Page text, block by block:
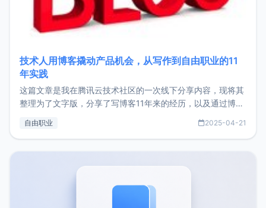
技术人用博客撬动产品机会，从写作到自由职业的11
年实践
这篇文章是我在腾讯云技术社区的一次线下分享内容，现将其
整理为了文字版，分享了写博客11年来的经历，以及通过博客
了我的首个产品ImgURL的真实数据和产品现状。自我介绍大
自由职业 2025-04-21